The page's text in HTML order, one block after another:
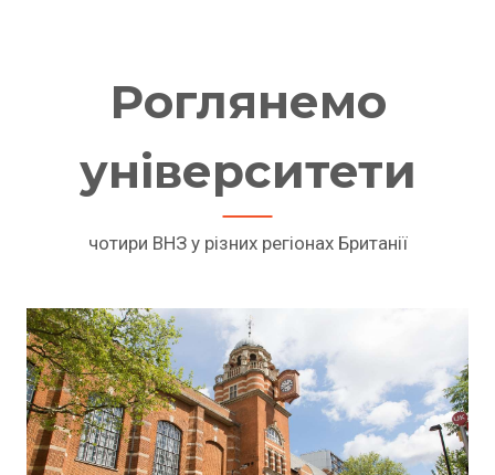
Роглянемо
університети
чотири ВНЗ у різних регіонах Британії